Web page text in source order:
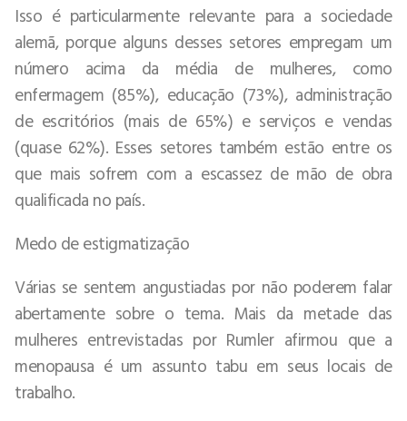
Isso é particularmente relevante para a sociedade
alemã, porque alguns desses setores empregam um
número acima da média de mulheres, como
enfermagem (85%), educação (73%), administração
de escritórios (mais de 65%) e serviços e vendas
(quase 62%). Esses setores também estão entre os
que mais sofrem com a escassez de mão de obra
qualificada no país.
Medo de estigmatização
Várias se sentem angustiadas por não poderem falar
abertamente sobre o tema. Mais da metade das
mulheres entrevistadas por Rumler afirmou que a
menopausa é um assunto tabu em seus locais de
trabalho.